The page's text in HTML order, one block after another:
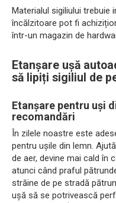
Materialul sigiliului trebuie
încălzitoare pot fi
într-un magazin de
Etanșare ușă
să lipiți sigiliul de
Etanșare pentru uși
recomandări
În zilele noastre este
pentru ușile din lemn.
de aer, devine mai cald în
atunci când praful
străine de pe stradă
ușă să se potrivească